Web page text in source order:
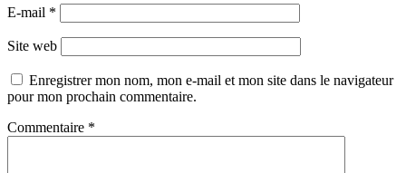
E-mail *
Site web
Enregistrer mon nom, mon e-mail et mon site dans le navigateur
pour mon prochain commentaire.
Commentaire *